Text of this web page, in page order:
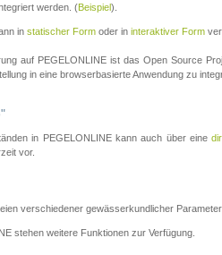
werden. (Beispiel).
in statischer Form oder in interaktiver Form
auf PEGELONLINE ist das Open Source
in eine browserbasierte Anwendung zu
in PEGELONLINE kann auch über eine
vor.
verschiedener gewässerkundlicher
stehen weitere Funktionen zur Verfügung.